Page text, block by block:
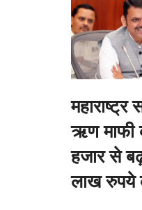
महाराष्ट्र
ऋण माफी
हजार से
लाख रुपये